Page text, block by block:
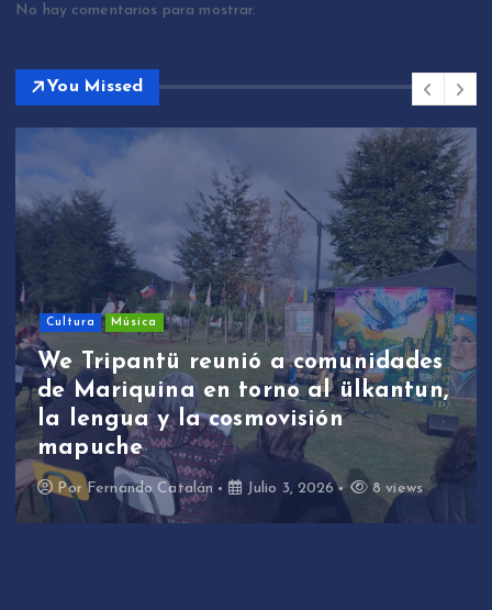
No hay comentarios para mostrar.
You Missed
Sin categoría
We Tripantü y ülkantun:
estudiantes de Mariquina
participaron en primera jornada
de revitalización lingüística a
través de la música
Por Fernando Catalán Junio 17, 2026 10 views